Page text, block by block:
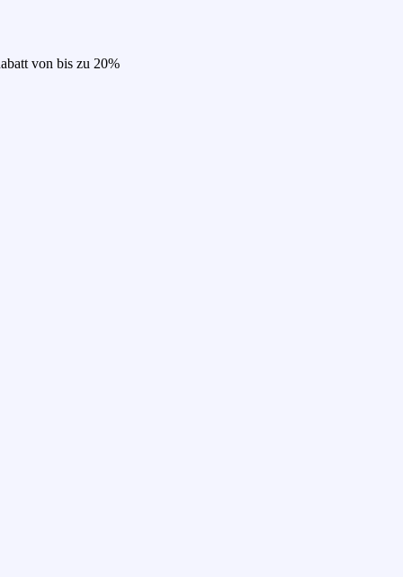
von bis zu 20%